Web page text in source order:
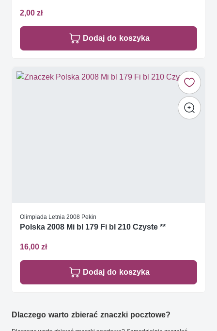
2,00 zł
Dodaj do koszyka
Olimpiada Letnia 2008 Pekin
Polska 2008 Mi bl 179 Fi bl 210 Czyste **
16,00 zł
Dodaj do koszyka
Dlaczego warto zbierać znaczki pocztowe?